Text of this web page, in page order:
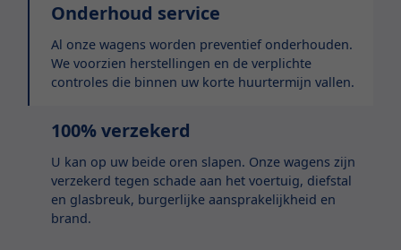
Onderhoud service
Al onze wagens worden preventief onderhouden.
We voorzien herstellingen en de verplichte
controles die binnen uw korte huurtermijn vallen.
100% verzekerd
U kan op uw beide oren slapen. Onze wagens zijn
verzekerd tegen schade aan het voertuig, diefstal
en glasbreuk, burgerlijke aansprakelijkheid en
brand.